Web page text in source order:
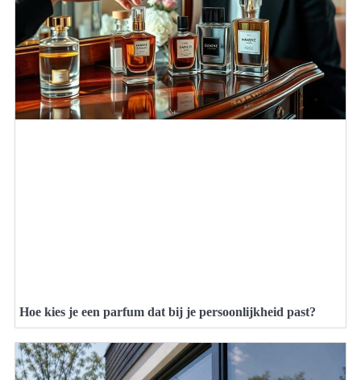
Hoe kies je een parfum dat bij je persoonlijkheid past?